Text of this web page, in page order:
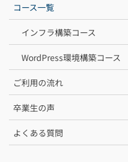
コース一覧
インフラ構築コース
WordPress環境構築コース
ご利用の流れ
卒業生の声
よくある質問